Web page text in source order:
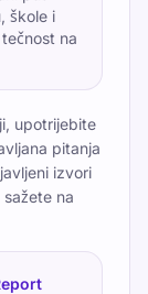
škole i
na
upotrijebite
pitanja
izvori
na